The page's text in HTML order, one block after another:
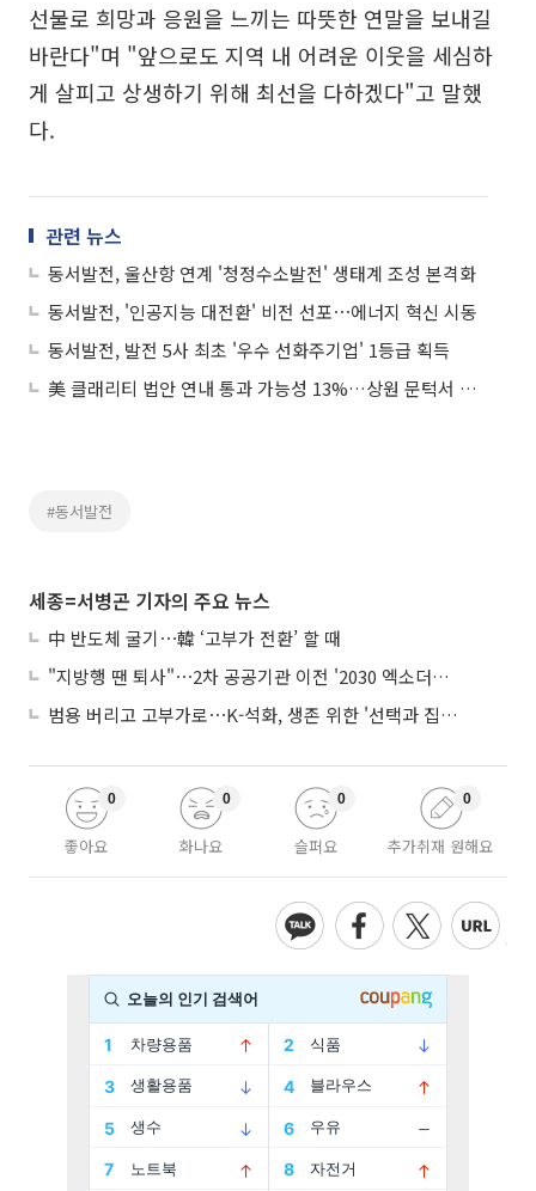
선물로 희망과 응원을 느끼는 따뜻한 연말을 보내길
바란다"며 "앞으로도 지역 내 어려운 이웃을 세심하
게 살피고 상생하기 위해 최선을 다하겠다"고 말했
다.
관련 뉴스
동서발전, 울산항 연계 '청정수소발전' 생태계 조성 본격화
동서발전, '인공지능 대전환' 비전 선포⋯에너지 혁신 시동
동서발전, 발전 5사 최초 '우수 선화주기업' 1등급 획득
美 클래리티 법안 연내 통과 가능성 13%…상원 문턱서 제동
#동서발전
세종=서병곤 기자의 주요 뉴스
中 반도체 굴기⋯韓 ‘고부가 전환’ 할 때
"지방행 땐 퇴사"⋯2차 공공기관 이전 '2030 엑소더스' 뇌관
범용 버리고 고부가로⋯K-석화, 생존 위한 '선택과 집중'
좋아요
0
화나요
0
슬퍼요
0
추가취재 원해요
0